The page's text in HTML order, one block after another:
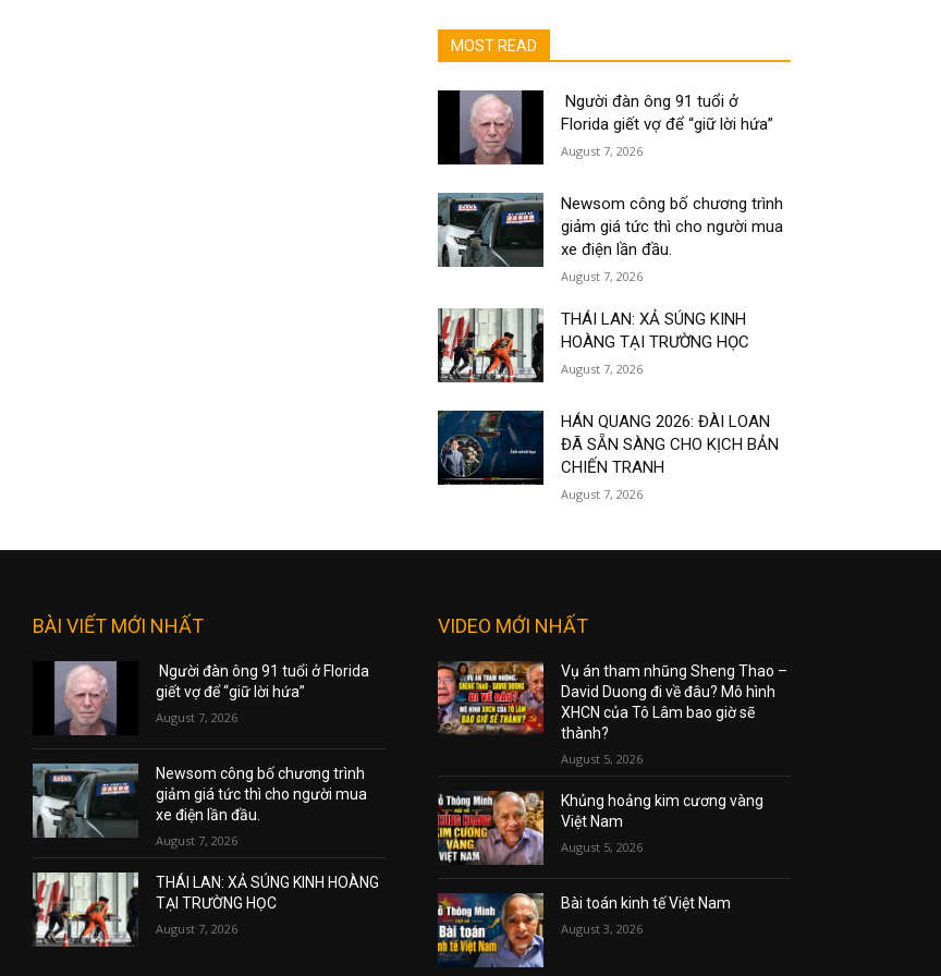
MOST READ
Người đàn ông 91 tuổi ở
Florida giết vợ để “giữ lời hứa”
August 7, 2026
Newsom công bố chương trình
giảm giá tức thì cho người mua
xe điện lần đầu.
August 7, 2026
THÁI LAN: XẢ SÚNG KINH
HOÀNG TẠI TRƯỜNG HỌC
August 7, 2026
HÁN QUANG 2026: ĐÀI LOAN
ĐÃ SẴN SÀNG CHO KỊCH BẢN
CHIẾN TRANH
August 7, 2026
BÀI VIẾT MỚI NHẤT
Người đàn ông 91 tuổi ở Florida
giết vợ để “giữ lời hứa”
August 7, 2026
Newsom công bố chương trình
giảm giá tức thì cho người mua
xe điện lần đầu.
August 7, 2026
THÁI LAN: XẢ SÚNG KINH HOÀNG
TẠI TRƯỜNG HỌC
August 7, 2026
VIDEO MỚI NHẤT
Vụ án tham nhũng Sheng Thao –
David Duong đi về đâu? Mô hình
XHCN của Tô Lâm bao giờ sẽ
thành?
August 5, 2026
Khủng hoảng kim cương vàng
Việt Nam
August 5, 2026
Bài toán kinh tế Việt Nam
August 3, 2026